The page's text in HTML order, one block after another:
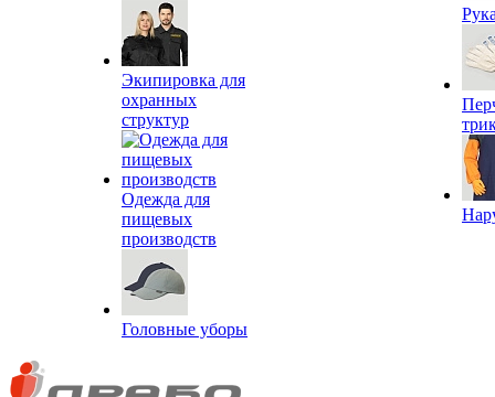
Экипировка для
охранных
структур
Одежда для
пищевых
производств
Головные уборы